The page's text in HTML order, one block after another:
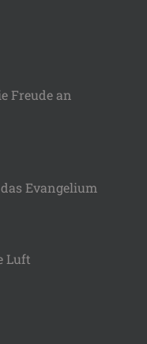
Freude an
Evangelium
Luft